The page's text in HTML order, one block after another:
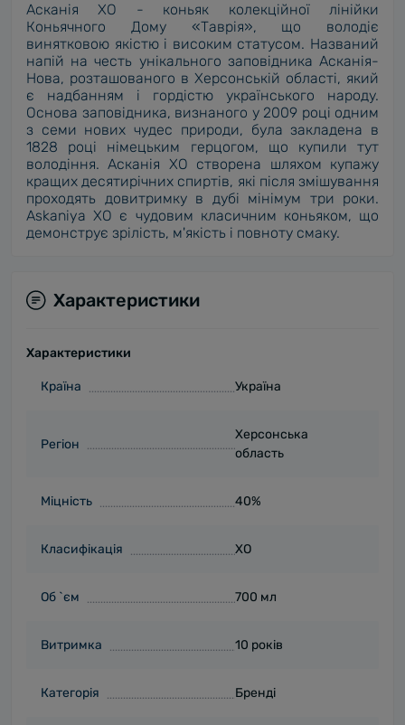
Асканія XO - коньяк колекційної лінійки
Коньячного Дому «Таврія», що володіє
винятковою якістю і високим статусом. Названий
напій на честь унікального заповідника Асканія-
Нова, розташованого в Херсонській області, який
є надбанням і гордістю українського народу.
Основа заповідника, визнаного у 2009 році одним
з семи нових чудес природи, була закладена в
1828 році німецьким герцогом, що купили тут
володіння. Асканія ХО створена шляхом купажу
кращих десятирічних спиртів, які після змішування
проходять довитримку в дубі мінімум три роки.
Askaniya XO є чудовим класичним коньяком, що
демонструє зрілість, м'якість і повноту смаку.
Характеристики
Характеристики
Країна Україна
Регіон
Херсонська
область
Міцність 40%
Класифікація XO
Об `єм 700 мл
Витримка 10 років
Категорія Бренді